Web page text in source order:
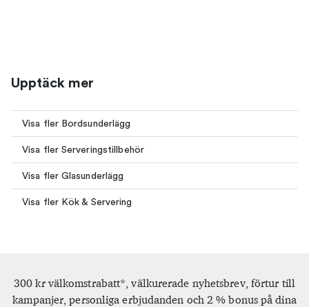
Upptäck mer
Visa fler Bordsunderlägg
Visa fler Serveringstillbehör
Visa fler Glasunderlägg
Visa fler Kök & Servering
300 kr välkomstrabatt*, välkurerade nyhetsbrev, förtur till
kampanjer, personliga erbjudanden och 2 % bonus på dina